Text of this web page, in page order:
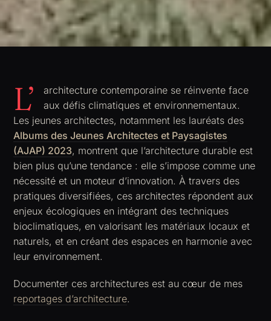
L’
architecture contemporaine se réinvente face
aux défis climatiques et environnementaux.
Les jeunes architectes, notamment les lauréats des
Albums des Jeunes Architectes et Paysagistes
(AJAP) 2023, montrent que l’architecture durable est
bien plus qu’une tendance : elle s’impose comme une
nécessité et un moteur d’innovation. À travers des
pratiques diversifiées, ces architectes répondent aux
enjeux écologiques en intégrant des techniques
bioclimatiques, en valorisant les matériaux locaux et
naturels, et en créant des espaces en harmonie avec
leur environnement.
Documenter ces architectures est au cœur de mes
reportages d’architecture.